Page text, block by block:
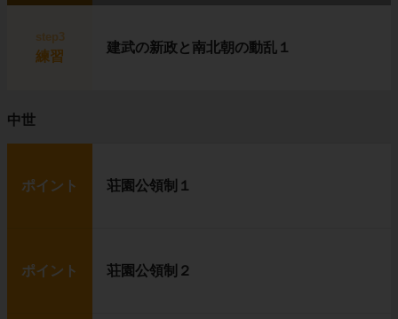
step3
練習
建武の新政と南北朝の動乱１
中世
ポイント 荘園公領制１
ポイント 荘園公領制２